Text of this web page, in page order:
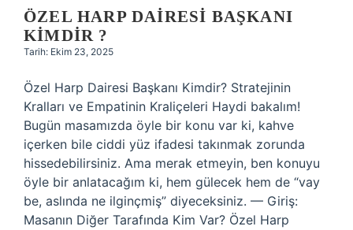
ÖZEL HARP DAIRESI BAŞKANI
KIMDIR ?
Tarih: Ekim 23, 2025
Özel Harp Dairesi Başkanı Kimdir? Stratejinin
Kralları ve Empatinin Kraliçeleri Haydi bakalım!
Bugün masamızda öyle bir konu var ki, kahve
içerken bile ciddi yüz ifadesi takınmak zorunda
hissedebilirsiniz. Ama merak etmeyin, ben konuyu
öyle bir anlatacağım ki, hem gülecek hem de “vay
be, aslında ne ilginçmiş” diyeceksiniz. — Giriş:
Masanın Diğer Tarafında Kim Var? Özel Harp